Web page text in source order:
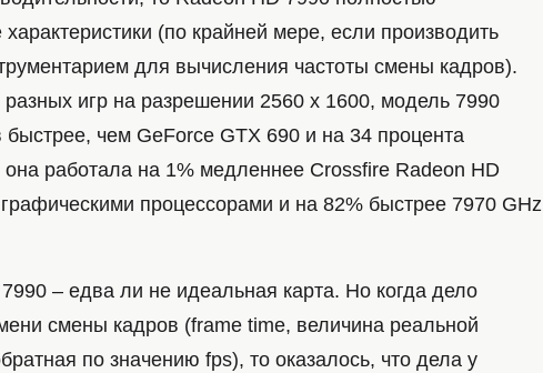
(по крайней мере, если производить
для вычисления частоты смены кадров).
игр на разрешении 2560 х 1600, модель 7990
быстрее, чем GeForce GTX 690 и на 34 процента
работала на 1% медленнее Crossfire Radeon HD
процессорами и на 82% быстрее 7970 GHz
– едва ли не идеальная карта. Но когда дело
смены кадров (frame time, величина реальной
по значению fps), то оказалось, что дела у